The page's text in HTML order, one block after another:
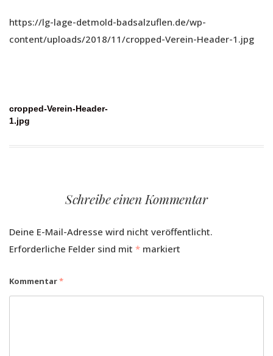
https://lg-lage-detmold-badsalzuflen.de/wp-
content/uploads/2018/11/cropped-Verein-Header-1.jpg
Beitragsnavigation
cropped-Verein-Header-
1.jpg
Schreibe einen Kommentar
Deine E-Mail-Adresse wird nicht veröffentlicht.
Erforderliche Felder sind mit * markiert
Kommentar*